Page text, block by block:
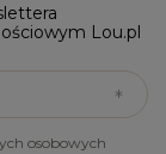
Lou.pl
osobowych